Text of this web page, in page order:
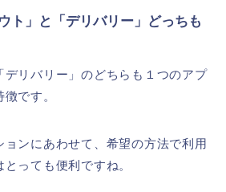
ト」と「デリバリー」どっちも
デリバリー」のどちらも１つのアプ
です。
ョンにあわせて、希望の方法で利用
っても便利ですね。